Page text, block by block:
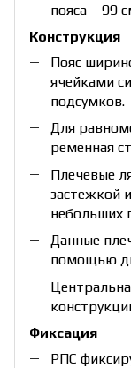
пояса – 99
Конструкция
Пояс
ячейками
подсумков.
Для
ременная
Плечевые
застежкой
небольших
Данные
помощью
Фиксация
РПС